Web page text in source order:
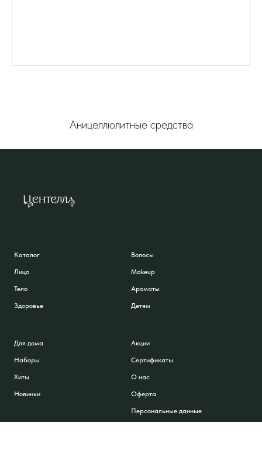
Аницеллюлитные средства
Каталог
Лицо
Тело
Здоровье
Волосы
Makeup
Ароматы
Детям
Для дома
Наборы
Хиты
Новинки
Акции
Сертификаты
О нас
Оферта
Персональные данные